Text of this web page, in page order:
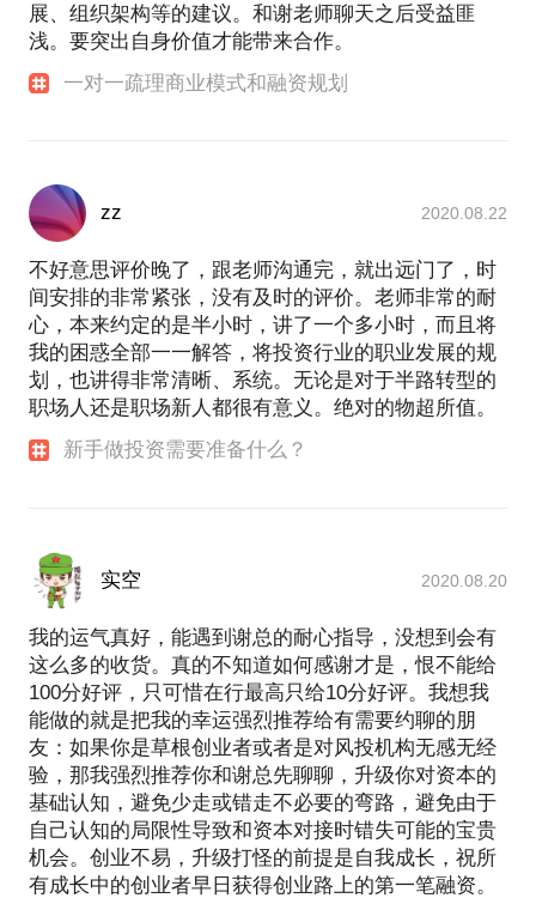
展、组织架构等的建议。和谢老师聊天之后受益匪
浅。要突出自身价值才能带来合作。
一对一疏理商业模式和融资规划
zz 2020.08.22
不好意思评价晚了，跟老师沟通完，就出远门了，时
间安排的非常紧张，没有及时的评价。老师非常的耐
心，本来约定的是半小时，讲了一个多小时，而且将
我的困惑全部一一解答，将投资行业的职业发展的规
划，也讲得非常清晰、系统。无论是对于半路转型的
职场人还是职场新人都很有意义。绝对的物超所值。
新手做投资需要准备什么？
实空 2020.08.20
我的运气真好，能遇到谢总的耐心指导，没想到会有
这么多的收货。真的不知道如何感谢才是，恨不能给
100分好评，只可惜在行最高只给10分好评。我想我
能做的就是把我的幸运强烈推荐给有需要约聊的朋
友：如果你是草根创业者或者是对风投机构无感无经
验，那我强烈推荐你和谢总先聊聊，升级你对资本的
基础认知，避免少走或错走不必要的弯路，避免由于
自己认知的局限性导致和资本对接时错失可能的宝贵
机会。创业不易，升级打怪的前提是自我成长，祝所
有成长中的创业者早日获得创业路上的第一笔融资。